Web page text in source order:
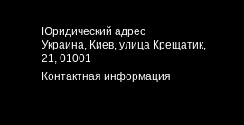
любимый среди коллекций,
Юридический адрес
Украина, Киев, улица Крещатик,
21, 01001
Контактная информация